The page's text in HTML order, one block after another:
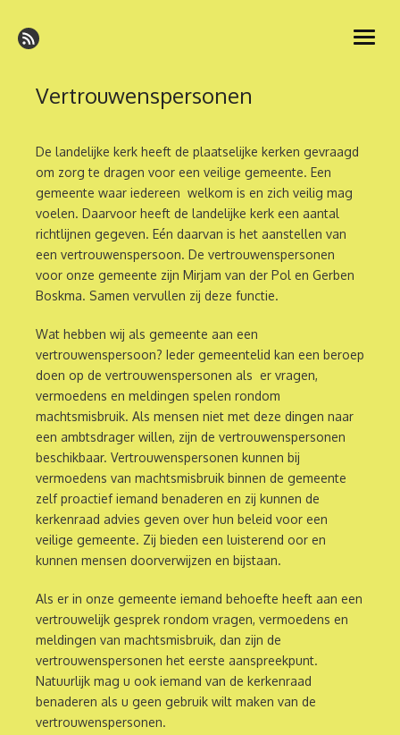
naar
de
open
Vertrouwenspersonen
De landelijke kerk heeft de plaatselijke kerken gevraagd
om zorg te dragen voor een veilige gemeente. Een
gemeente waar iedereen welkom is en zich veilig mag
voelen. Daarvoor heeft de landelijke kerk een aantal
richtlijnen gegeven. Eén daarvan is het aanstellen van
een vertrouwenspersoon. De vertrouwenspersonen
voor onze gemeente zijn Mirjam van der Pol en Gerben
Boskma. Samen vervullen zij deze functie.
Wat hebben wij als gemeente aan een
vertrouwenspersoon? Ieder gemeentelid kan een beroep
doen op de vertrouwenspersonen als er vragen,
vermoedens en meldingen spelen rondom
machtsmisbruik. Als mensen niet met deze dingen naar
een ambtsdrager willen, zijn de vertrouwenspersonen
beschikbaar. Vertrouwenspersonen kunnen bij
vermoedens van machtsmisbruik binnen de gemeente
zelf proactief iemand benaderen en zij kunnen de
kerkenraad advies geven over hun beleid voor een
veilige gemeente. Zij bieden een luisterend oor en
kunnen mensen doorverwijzen en bijstaan.
Als er in onze gemeente iemand behoefte heeft aan een
vertrouwelijk gesprek rondom vragen, vermoedens en
meldingen van machtsmisbruik, dan zijn de
vertrouwenspersonen het eerste aanspreekpunt.
Natuurlijk mag u ook iemand van de kerkenraad
benaderen als u geen gebruik wilt maken van de
vertrouwenspersonen.